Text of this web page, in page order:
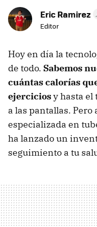
Eric Ramirez
Editor
Hoy en día la
de todo. Sabemos
cuántas calorías
ejerciciosy hasta el
a las pantallas. Pero
especializada en
ha lanzado un
seguimiento a tu